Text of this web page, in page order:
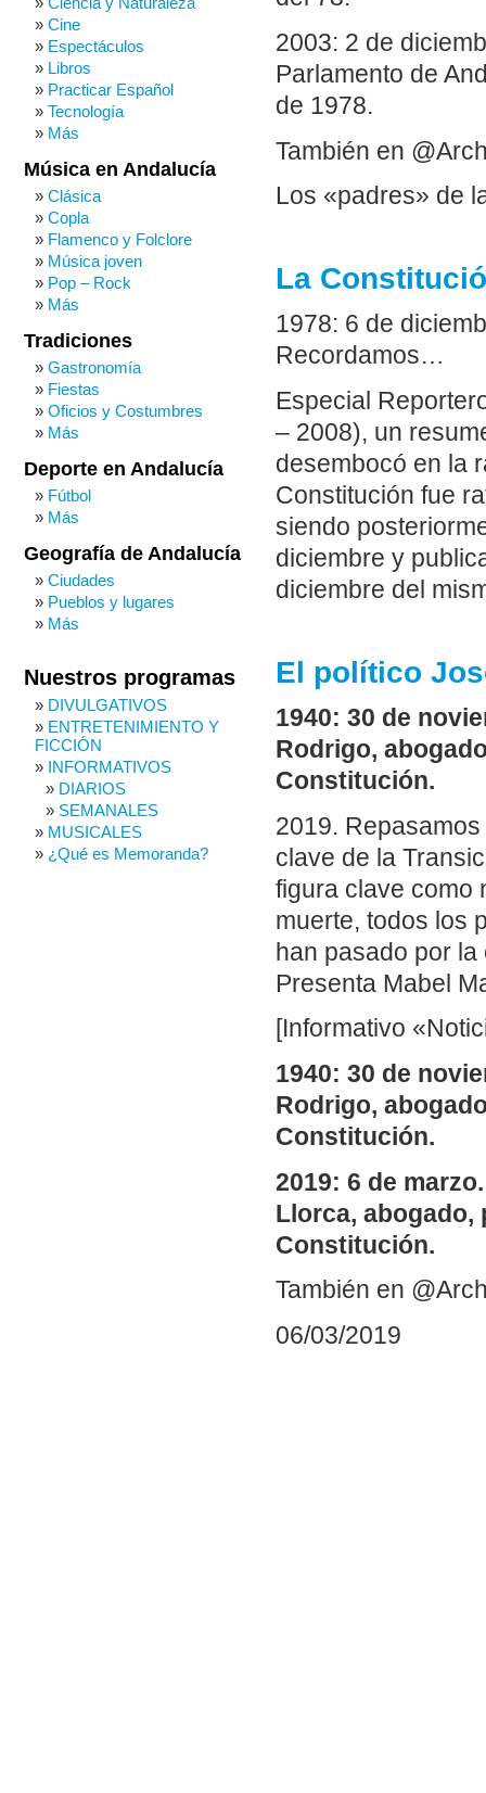
2003: 2 de
Parlamento de
de 1978.
También en
Los «padres» de
La
1978: 6 de
Recordamos…
Especial
– 2008), un
desembocó en la
Constitución fue
siendo
diciembre y
diciembre del
El político
1940: 30 de
Rodrigo,
Constitución.
2019.
clave de la
figura clave como
muerte, todos los
han pasado por
Presenta Mabel
[Informativo
1940: 30 de
Rodrigo,
Constitución.
2019: 6 de
Llorca, abogado,
Constitución.
También en
06/03/2019
Cine
Espectáculos
Libros
Practicar Español
Tecnología
Más
Música en Andalucía
Clásica
Copla
Flamenco y Folclore
Música joven
Pop – Rock
Más
Tradiciones
Gastronomía
Fiestas
Oficios y Costumbres
Más
Deporte en Andalucía
Fútbol
Más
Geografía de Andalucía
Ciudades
Pueblos y lugares
Más
Nuestros programas
DIVULGATIVOS
ENTRETENIMIENTO Y
FICCIÓN
INFORMATIVOS
DIARIOS
SEMANALES
MUSICALES
¿Qué es Memoranda?